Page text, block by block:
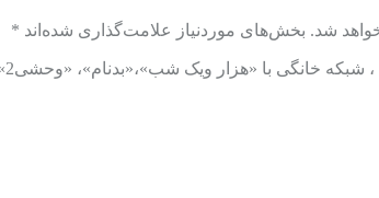
شد. بخش‌های موردنیاز علامت‌گذاری شده‌اند *